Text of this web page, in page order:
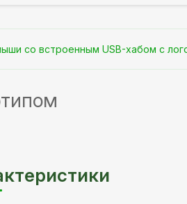
со встроенным USB-хабом с